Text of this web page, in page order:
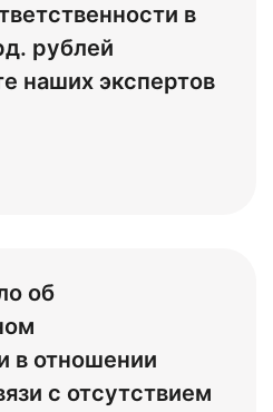
в
рублей
наших экспертов
об
в отношении
с отсутствием